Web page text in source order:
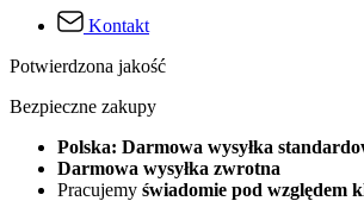
Kontakt
Potwierdzona jakość
Bezpieczne zakupy
Polska: Darmowa wysyłka
Darmowa wysyłka zwrotna
Pracujemy świadomie pod względem